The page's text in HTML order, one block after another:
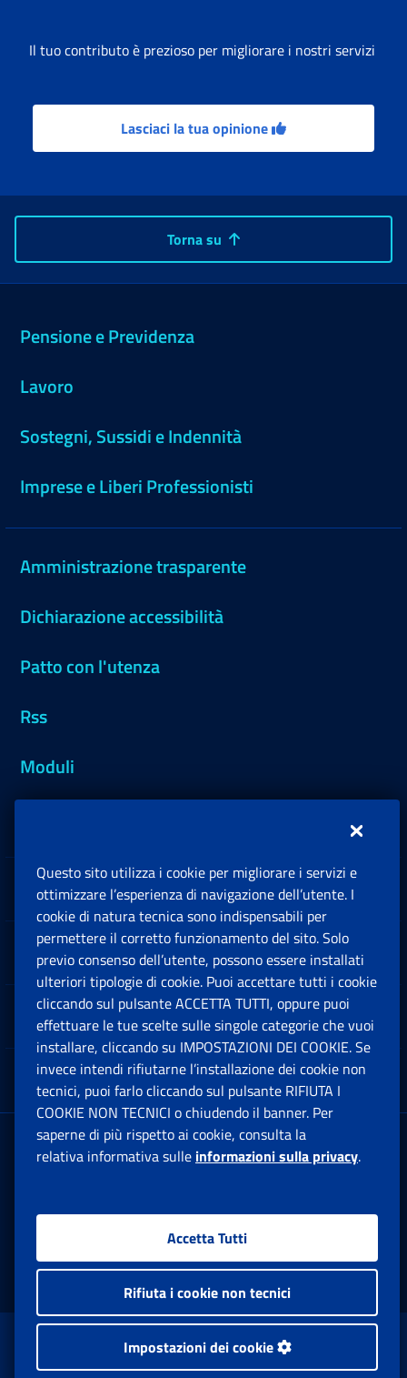
Il tuo contributo è prezioso per migliorare i nostri servizi
Lasciaci la tua opinione
Torna su
Pensione e Previdenza
Lavoro
Sostegni, Sussidi e Indennità
Imprese e Liberi Professionisti
Amministrazione trasparente
Dichiarazione accessibilità
Patto con l'utenza
Rss
Moduli
Sedi e Contatti
Software
Note Legali
App mobile
Sede Legale : Via Ciro il Grande, 21
00144 Roma
Facebook: Apre una nuova finestra
Twitter: Apre una nuova finestra
Whatsapp: Apre una nuova
Youtube: Apre una
Instagram:
www.inps.gov.it © 1997-2026
Istituto Nazionale Previdenza Sociale.
Questo sito utilizza i cookie per migliorare i servizi e
ottimizzare l’esperienza di navigazione dell’utente. I
cookie di natura tecnica sono indispensabili per
permettere il corretto funzionamento del sito. Solo
previo consenso dell’utente, possono essere installati
ulteriori tipologie di cookie. Puoi accettare tutti i cookie
cliccando sul pulsante ACCETTA TUTTI, oppure puoi
effettuare le tue scelte sulle singole categorie che vuoi
installare, cliccando su IMPOSTAZIONI DEI COOKIE. Se
invece intendi rifiutarne l’installazione dei cookie non
tecnici, puoi farlo cliccando sul pulsante RIFIUTA I
COOKIE NON TECNICI o chiudendo il banner. Per
saperne di più rispetto ai cookie, consulta la
relativa informativa sulle informazioni sulla privacy.
Accetta Tutti
Rifiuta i cookie non tecnici
Impostazioni dei cookie